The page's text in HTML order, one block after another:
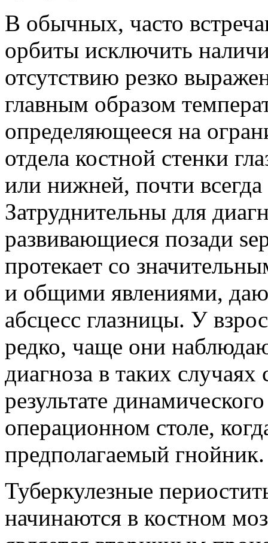
В обычных, часто
орбиты исключить
отсутствию резко
главным образом
определяющееся на
отдела костной стенки
или нижней, почти всегда
Затруднительны для
развивающиеся позади
протекает со
и общими явлениями,
абсцесс глазницы. У
редко, чаще они
диагноза в таких
результате
операционном столе,
предполагаемый гнойник.
Туберкулезные
начинаются в костном